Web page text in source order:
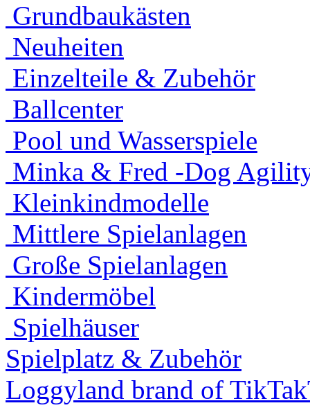
Grundbaukästen
Neuheiten
Einzelteile & Zubehör
Ballcenter
Pool und Wasserspiele
Minka & Fred -Dog
Kleinkindmodelle
Mittlere Spielanlagen
Große Spielanlagen
Kindermöbel
Spielhäuser
Spielplatz & Zubehör
Loggyland brand of